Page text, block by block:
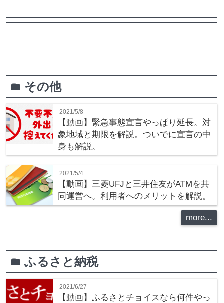
folder その他
2021/5/8
【動画】緊急事態宣言やっぱり延長。対
象地域と期限を解説。ついでに宣言の中
身も解説。
2021/5/4
【動画】三菱UFJと三井住友がATMを共
同運営へ。利用者へのメリットを解説。
more...
folderふるさと納税
2021/6/27
【動画】ふるさとチョイスなら何件やっ